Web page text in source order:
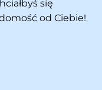
się
od Ciebie!